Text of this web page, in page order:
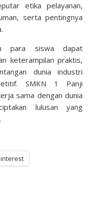
etika pelayanan,
serta pentingnya
para siswa dapat
keterampilan praktis,
dunia industri
SMKN 1 Panji
sama dengan dunia
lulusan yang